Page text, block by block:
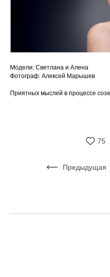
Модели: Светлана и Алена
Фотограф: Алексей Марышев
Приятных мыслей в процессе
75
Предыдущая